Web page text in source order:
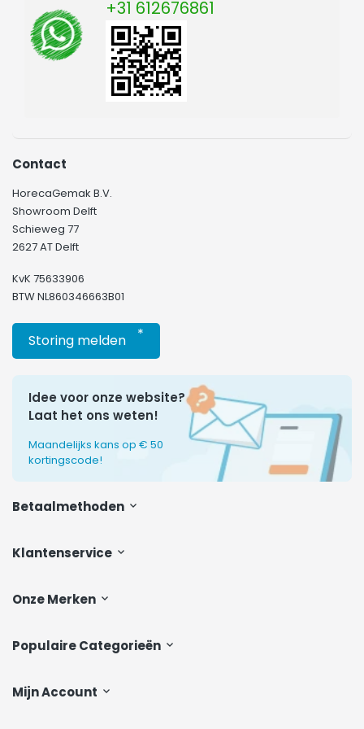
mogelijk om met ons te chatten op onze website.
+31 612676861
Klantenservice
Onze Merken
Populaire Categorieën
Mijn Account
Contact
HorecaGemak B.V.
Showroom Delft
Schieweg 77
2627 AT Delft
KvK 75633906
BTW NL860346663B01
Storing melden *
Idee voor onze website?
Laat het ons weten!
Maandelijks kans op € 50
kortingscode!
Betaalmethoden